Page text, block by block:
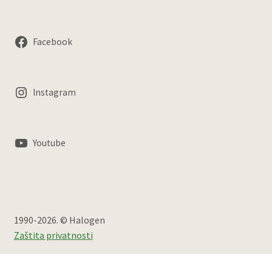
Facebook
Instagram
Youtube
1990-2026. © Halogen
Zaštita privatnosti